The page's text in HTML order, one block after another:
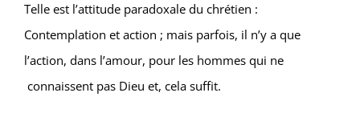
Telle est l’attitude paradoxale du chrétien :
Contemplation et action ; mais parfois, il n’y a que
l’action, dans l’amour, pour les hommes qui ne
connaissent pas Dieu et, cela suffit.